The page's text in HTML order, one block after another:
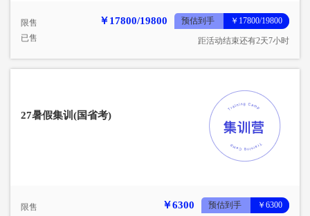
限售
已售
￥17800/19800 预估到手 ￥17800/19800
距活动结束还有2天7小时
27暑假集训(国省考)
限售
￥6300 预估到手 ￥6300